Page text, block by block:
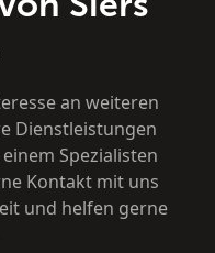
an weiteren
Dienstleistungen
Spezialisten
Kontakt mit uns
und helfen gerne